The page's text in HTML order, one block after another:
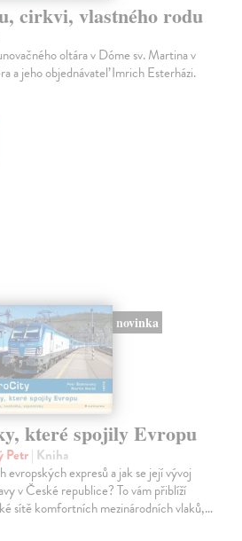
cirkvi, vlastného rodu
oltára v Dóme sv. Martina v
a jeho objednávateľ Imrich Esterházi.
novinka
které spojily Evropu
Petr| Kniha
evropských expresů a jak se její vývoj
v České republice? To vám přiblíží
sítě komfortních mezinárodních vlaků,…